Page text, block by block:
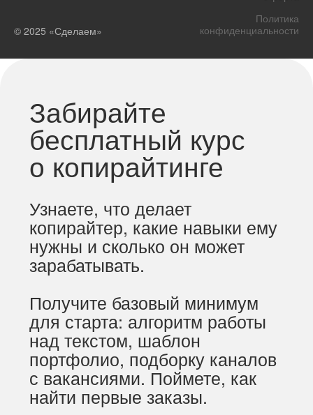
© 2025 «Сделаем»
Политика
конфиденциальности